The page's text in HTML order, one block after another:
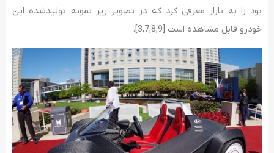
بود را به بازار معرفی کرد که در تصویر زیر نمونه تولیدشده این
خودرو قابل مشاهده است [3,7,8,9].